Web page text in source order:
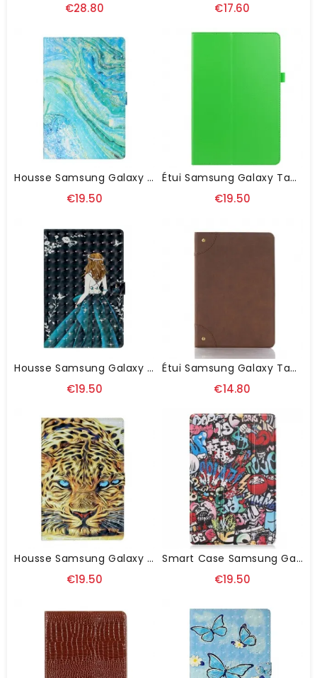
€28.80 €17.60
Housse Samsung Galaxy Tab S8 Plus / S7 Plus Vague Verte
€19.50
Étui Samsung Galaxy Tab S8 Plus / S7 Plus Simili Cuir Litchi
€19.50
Housse Samsung Galaxy Tab S8 Plus / S7 Plus Jeune Fille
€19.50
Étui Samsung Galaxy Tab S8 Plus / S7 Plus Simili Cuir Vintage Rivets
€14.80
Housse Samsung Galaxy Tab S8 Plus / S7 Plus Tigre Art
€19.50
Smart Case Samsung Galaxy Tab S8 / Tab S7 Porte-Crayon Graffitis
€19.50